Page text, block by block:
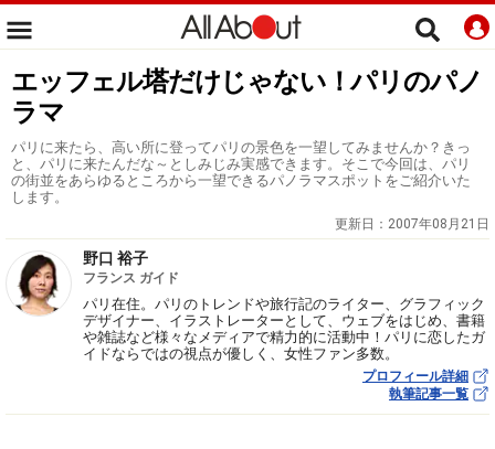
エッフェル塔だけじゃない！パリのパノ
ラマ
パリに来たら、高い所に登ってパリの景色を一望してみませんか？きっ
と、パリに来たんだな～としみじみ実感できます。そこで今回は、パリ
の街並をあらゆるところから一望できるパノラマスポットをご紹介いた
します。
更新日： 2007年08月21日
野口 裕子
フランス ガイド
パリ在住。パリのトレンドや旅行記のライター、グラフィック
デザイナー、イラストレーターとして、ウェブをはじめ、書籍
や雑誌など様々なメディアで精力的に活動中！パリに恋したガ
イドならではの視点が優しく、女性ファン多数。
プロフィール詳細
執筆記事一覧